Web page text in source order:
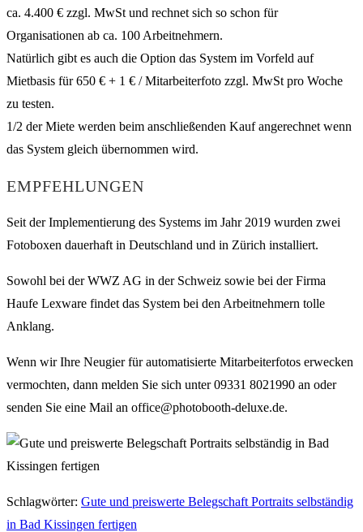
ca. 4.400 € zzgl. MwSt und rechnet sich so schon für
Organisationen ab ca. 100 Arbeitnehmern.
Natürlich gibt es auch die Option das System im Vorfeld auf
Mietbasis für 650 € + 1 € / Mitarbeiterfoto zzgl. MwSt pro Woche
zu testen.
1/2 der Miete werden beim anschließenden Kauf angerechnet wenn
das System gleich übernommen wird.
EMPFEHLUNGEN
Seit der Implementierung des Systems im Jahr 2019 wurden zwei
Fotoboxen dauerhaft in Deutschland und in Zürich installiert.
Sowohl bei der WWZ AG in der Schweiz sowie bei der Firma
Haufe Lexware findet das System bei den Arbeitnehmern tolle
Anklang.
Wenn wir Ihre Neugier für automatisierte Mitarbeiterfotos erwecken
vermochten, dann melden Sie sich unter 09331 8021990 an oder
senden Sie eine Mail an office@photobooth-deluxe.de.
Schlagwörter: Gute und preiswerte Belegschaft Portraits selbständig
in Bad Kissingen fertigen